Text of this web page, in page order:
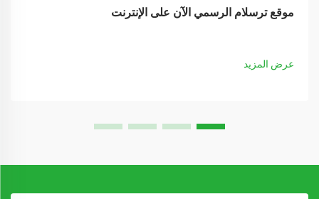
موقع ترسلام الرسمي الآن على الإنترنت
عرض المزيد